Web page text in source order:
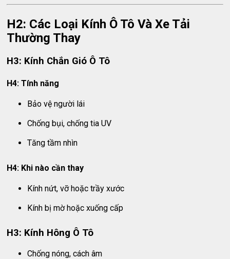
H2: Các Loại Kính Ô Tô Và Xe Tải
Thường Thay
H3: Kính Chắn Gió Ô Tô
H4: Tính năng
Bảo vệ người lái
Chống bụi, chống tia UV
Tăng tầm nhìn
H4: Khi nào cần thay
Kính nứt, vỡ hoặc trầy xước
Kính bị mờ hoặc xuống cấp
H3: Kính Hông Ô Tô
Chống nóng, cách âm